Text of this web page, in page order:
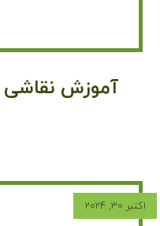
آموزش نقاشی
اکتبر ۳۰, ۲۰۲۴